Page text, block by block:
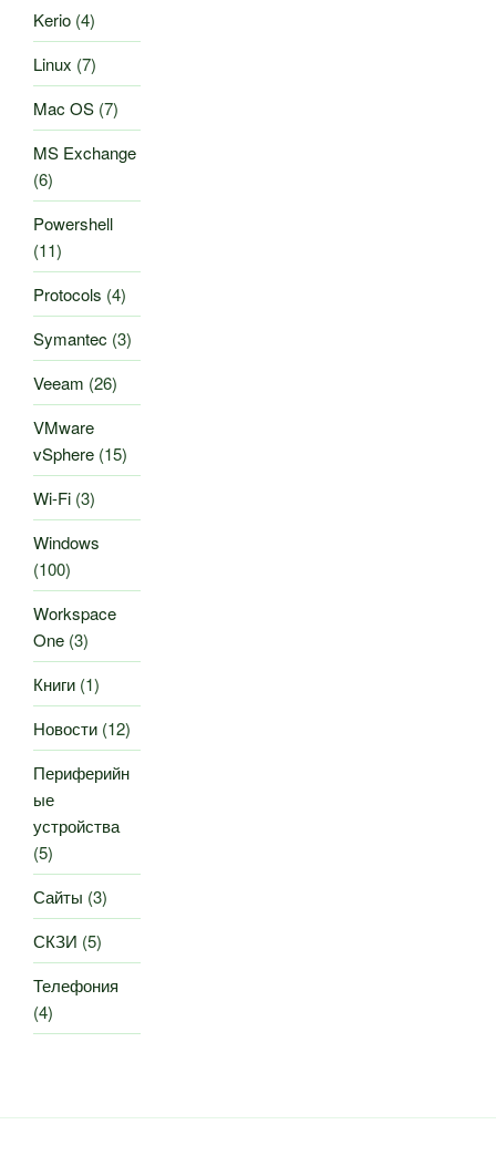
Kerio (4)
Linux (7)
Mac OS (7)
MS Exchange
(6)
Powershell
(11)
Protocols (4)
Symantec (3)
Veeam (26)
VMware
vSphere (15)
Wi-Fi (3)
Windows
(100)
Workspace
One (3)
Книги (1)
Новости (12)
Периферийн
ые
устройства
(5)
Сайты (3)
СКЗИ (5)
Телефония
(4)